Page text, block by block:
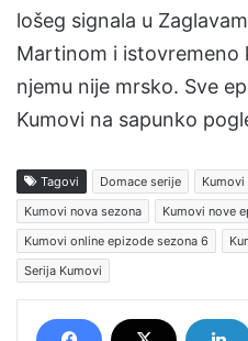
lošeg signala u
Martinom i istovremeno
njemu nije mrsko. Sve
Kumovi na sapunko
Tagovi Domace serije Kumovi
Kumovi nova sezona
Kumovi nove
Kumovi online epizode sezona 6
Serija Kumovi